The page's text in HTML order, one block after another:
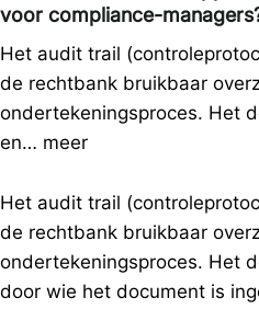
voor compliance-
Het audit trail
de rechtbank bruikbaar
ondertekeningsproces. Het
en… meer
Het audit trail
de rechtbank bruikbaar
ondertekeningsproces. Het
door wie het document is